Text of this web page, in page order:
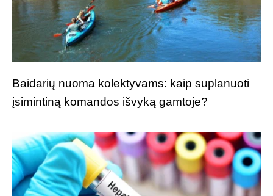
Baidarių nuoma kolektyvams: kaip suplanuoti
įsimintiną komandos išvyką gamtoje?